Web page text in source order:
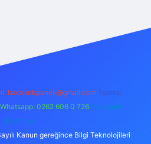
backlinkpaneli@gmail.com Teams:
Whatsapp: 0262 606 0 726 Telegram:
@karabul
Kanun gereğince Bilgi Teknolojileri